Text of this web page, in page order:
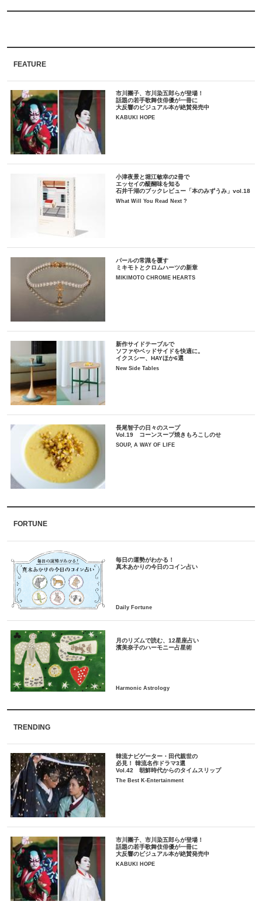
FEATURE
市川團子、市川染五郎らが登場！
話題の若手歌舞伎俳優が一冊に
大反響のビジュアル本が絶賛発売中
KABUKI HOPE
小津夜景と堀江敏幸の2冊で
エッセイの醍醐味を知る
石井千湖のブックレビュー「本のみずうみ」vol.18
What Will You Read Next ?
パールの常識を覆す
ミキモトとクロムハーツの新章
MIKIMOTO CHROME HEARTS
新作サイドテーブルで
ソファやベッドサイドを快適に。
イクスシー、HAYほか6選
New Side Tables
長尾智子の日々のスープ
Vol.19 コーンスープ焼きもろこしのせ
SOUP, A WAY OF LIFE
FORTUNE
毎日の運勢がわかる！
月のリズムで読む、12星座占い
TRENDING
韓流ナビゲーター・田代親世の
必見！ 韓流名作ドラマ3選
Vol.42 朝鮮時代からのタイムスリップ
The Best K-Entertainment
市川團子、市川染五郎らが登場！
話題の若手歌舞伎俳優が一冊に
大反響のビジュアル本が絶賛発売中
KABUKI HOPE